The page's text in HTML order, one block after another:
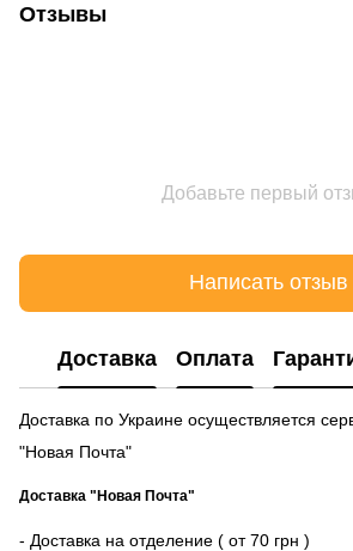
Отзывы
Добавьте первый
Написать отзыв
Доставка Оплата
Доставка по Украине осуществляется
"Новая Почта"
Доставка "Новая Почта"
- Доставка на отделение ( от 70 грн )